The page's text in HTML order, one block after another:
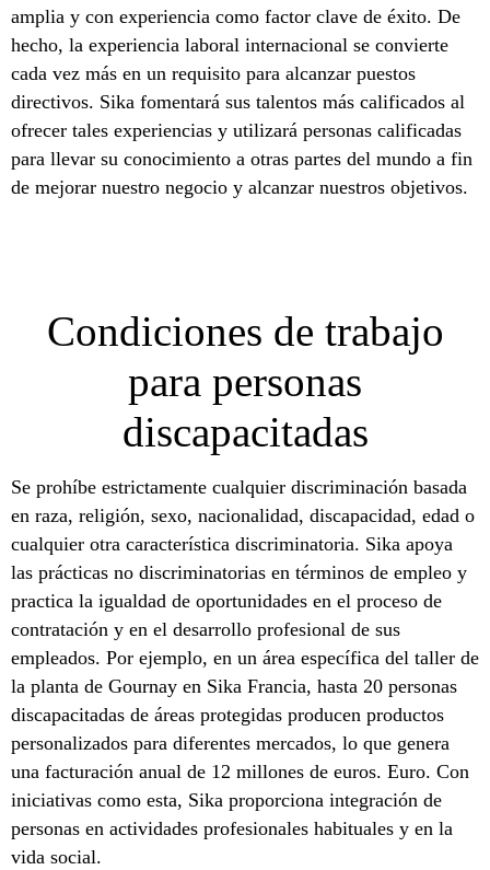
amplia y con experiencia como factor clave de éxito. De
hecho, la experiencia laboral internacional se convierte
cada vez más en un requisito para alcanzar puestos
directivos. Sika fomentará sus talentos más calificados al
ofrecer tales experiencias y utilizará personas calificadas
para llevar su conocimiento a otras partes del mundo a fin
de mejorar nuestro negocio y alcanzar nuestros objetivos.
Condiciones de trabajo
para personas
discapacitadas
Se prohíbe estrictamente cualquier discriminación basada
en raza, religión, sexo, nacionalidad, discapacidad, edad o
cualquier otra característica discriminatoria. Sika apoya
las prácticas no discriminatorias en términos de empleo y
practica la igualdad de oportunidades en el proceso de
contratación y en el desarrollo profesional de sus
empleados. Por ejemplo, en un área específica del taller de
la planta de Gournay en Sika Francia, hasta 20 personas
discapacitadas de áreas protegidas producen productos
personalizados para diferentes mercados, lo que genera
una facturación anual de 12 millones de euros. Euro. Con
iniciativas como esta, Sika proporciona integración de
personas en actividades profesionales habituales y en la
vida social.